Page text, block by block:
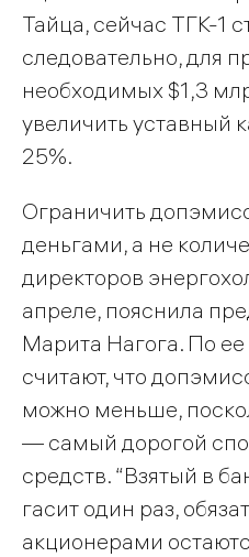
Тайца, сейчас ТГК-1
следовательно, для
необходимых $1,3
увеличить уставный
25%.
Ограничить
деньгами, а не
директоров
апреле, пояснила
Марита Нагога. По
считают, что
можно меньше,
— самый дорогой
средств. “Взятый в
гасит один раз,
акционерами